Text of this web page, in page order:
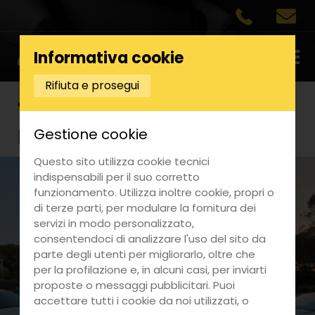
Chi siamo
La Concessionaria Drive Car
Informativa cookie
Rifiuta e prosegui
Gestione cookie
Questo sito utilizza cookie tecnici
indispensabili per il suo corretto
funzionamento. Utilizza inoltre cookie, propri o
di terze parti, per modulare la fornitura dei
servizi in modo personalizzato,
consentendoci di analizzare l'uso del sito da
parte degli utenti per migliorarlo, oltre che
per la profilazione e, in alcuni casi, per inviarti
proposte o messaggi pubblicitari. Puoi
accettare tutti i cookie da noi utilizzati, o